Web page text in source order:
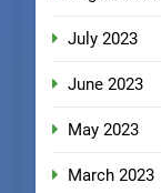
July 2023
June 2023
May 2023
March 2023